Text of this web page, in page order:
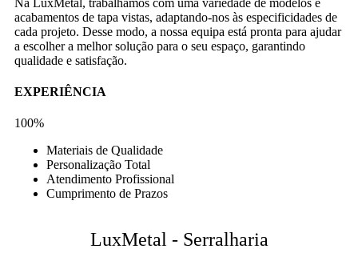
Na LuxMetal, trabalhamos com uma variedade de modelos e
acabamentos de tapa vistas, adaptando-nos às especificidades de
cada projeto. Desse modo, a nossa equipa está pronta para ajudar
a escolher a melhor solução para o seu espaço, garantindo
qualidade e satisfação.
EXPERIÊNCIA
100%
Materiais de Qualidade
Personalização Total
Atendimento Profissional
Cumprimento de Prazos
LuxMetal - Serralharia